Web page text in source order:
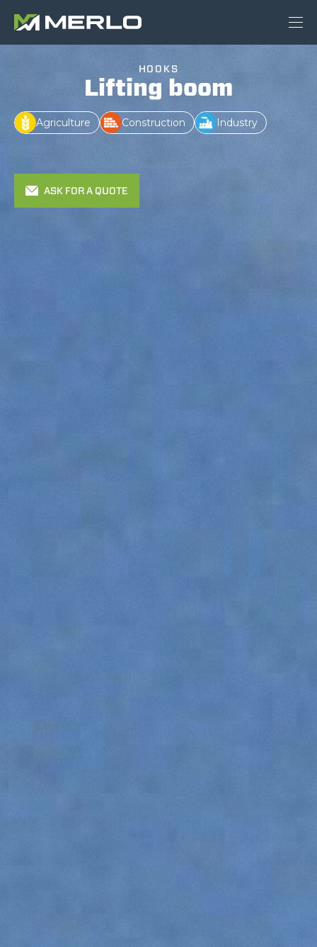
HOOKS
Lifting boom
Agriculture Construction Industry
ASK FOR A QUOTE